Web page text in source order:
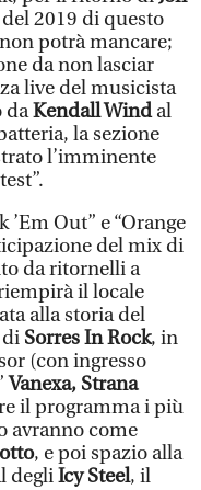
2019 di questo
potrà mancare;
da non lasciar
live del musicista
daKendall Windal
la sezione
l’imminente
Out” e “Orange
del mix di
da ritornelli a
il locale
alla storia del
di Sorres In Rock, in
(con ingresso
Vanexa, Strana
il programma i più
avranno come
, e poi spazio alla
degliIcy Steel, il